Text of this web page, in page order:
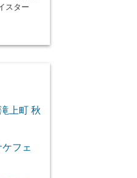
スター
上町 秋
フェ